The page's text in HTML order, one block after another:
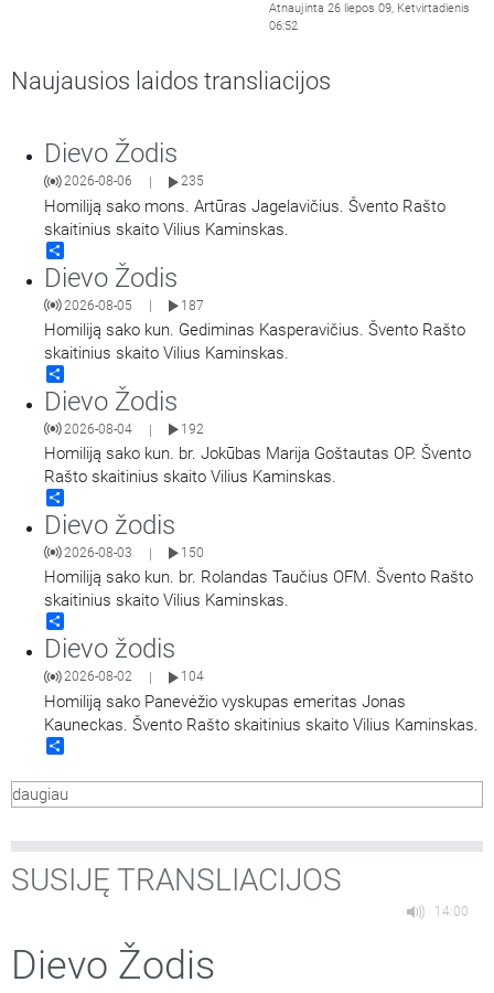
Atnaujinta 26 liepos 09, Ketvirtadienis
06:52
Naujausios laidos transliacijos
Dievo Žodis
2026-08-06 235
Homiliją sako mons. Artūras Jagelavičius. Švento Rašto
skaitinius skaito Vilius Kaminskas.
Dievo Žodis
2026-08-05 187
Homiliją sako kun. Gediminas Kasperavičius. Švento Rašto
skaitinius skaito Vilius Kaminskas.
Dievo Žodis
2026-08-04 | 192
Homiliją sako kun. br. Jokūbas Marija Goštautas OP. Švento
Rašto skaitinius skaito Vilius Kaminskas.
Dievo žodis
2026-08-03 | 150
Homiliją sako kun. br. Rolandas Taučius OFM. Švento Rašto
skaitinius skaito Vilius Kaminskas.
Dievo žodis
2026-08-02 104
Homiliją sako Panevėžio vyskupas emeritas Jonas
Kauneckas. Švento Rašto skaitinius skaito Vilius Kaminskas.
daugiau
SUSIJĘ TRANSLIACIJOS
14:00
Dievo Žodis